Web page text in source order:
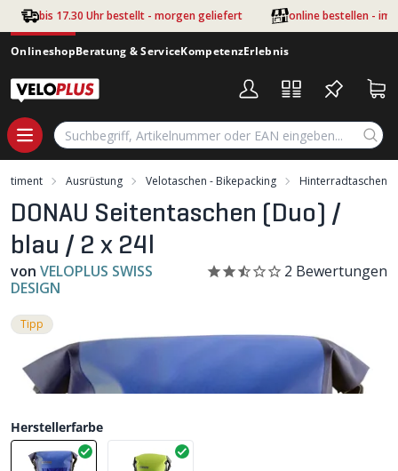
Zum Hauptinhalt springen
bis 17.30 Uhr bestellt - morgen geliefert online bestellen - im
OnlineshopBeratung & ServiceKompetenzErlebnis
Ausrüstung Velotaschen - Bikepacking Hinterradtaschen
DONAU Seitentaschen (Duo) /
blau / 2 x 24l
von VELOPLUS SWISS
DESIGN
2 Bewertungen
Tipp
Herstellerfarbe